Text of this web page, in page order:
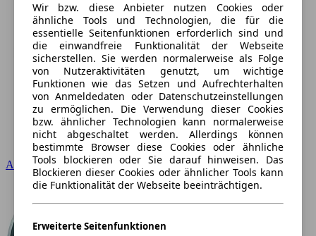
Audi
Wir bzw. diese Anbieter nutzen Cookies oder
ähnliche Tools und Technologien, die für die
essentielle Seitenfunktionen erforderlich sind und
die einwandfreie Funktionalität der Webseite
sicherstellen. Sie werden normalerweise als Folge
von Nutzeraktivitäten genutzt, um wichtige
Funktionen wie das Setzen und Aufrechterhalten
von Anmeldedaten oder Datenschutzeinstellungen
zu ermöglichen. Die Verwendung dieser Cookies
bzw. ähnlicher Technologien kann normalerweise
nicht abgeschaltet werden. Allerdings können
bestimmte Browser diese Cookies oder ähnliche
Tools blockieren oder Sie darauf hinweisen. Das
Blockieren dieser Cookies oder ähnlicher Tools kann
die Funktionalität der Webseite beeinträchtigen.
Erweiterte Seitenfunktionen